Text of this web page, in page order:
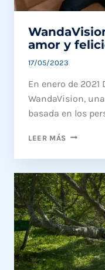
amor y
17/05/2023
En enero de
WandaVision,
basada en los
LEER MÁS
NUESTRA
DE
AMOR
Y